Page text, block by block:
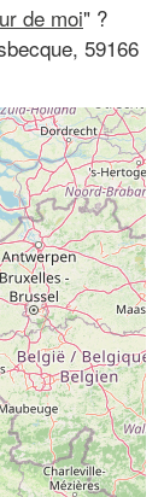
de moi" ?
59166